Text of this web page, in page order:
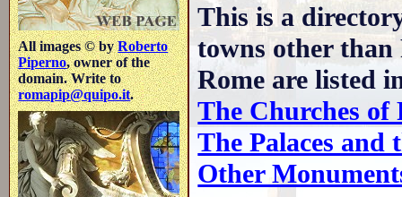
All images © byRoberto
Piperno, owner of the
domain. Write to
romapip@quipo.it.
This is a
towns other than
Rome are listed
The Churches of
The Palaces and
Other